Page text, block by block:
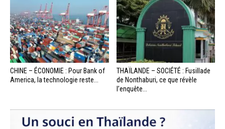
CHINE – ÉCONOMIE : Pour Bank of
America, la technologie reste...
THAÏLANDE – SOCIÉTÉ : Fusillade
de Nonthaburi, ce que révèle
l’enquête...